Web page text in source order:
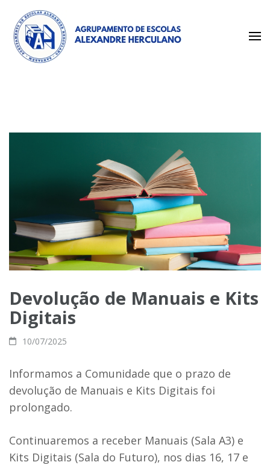
Devolução de Manuais e Kits
Digitais
10/07/2025
Informamos a Comunidade que o prazo de
devolução de Manuais e Kits Digitais foi
prolongado.
Continuaremos a receber Manuais (Sala A3) e
Kits Digitais (Sala do Futuro), nos dias 16, 17 e